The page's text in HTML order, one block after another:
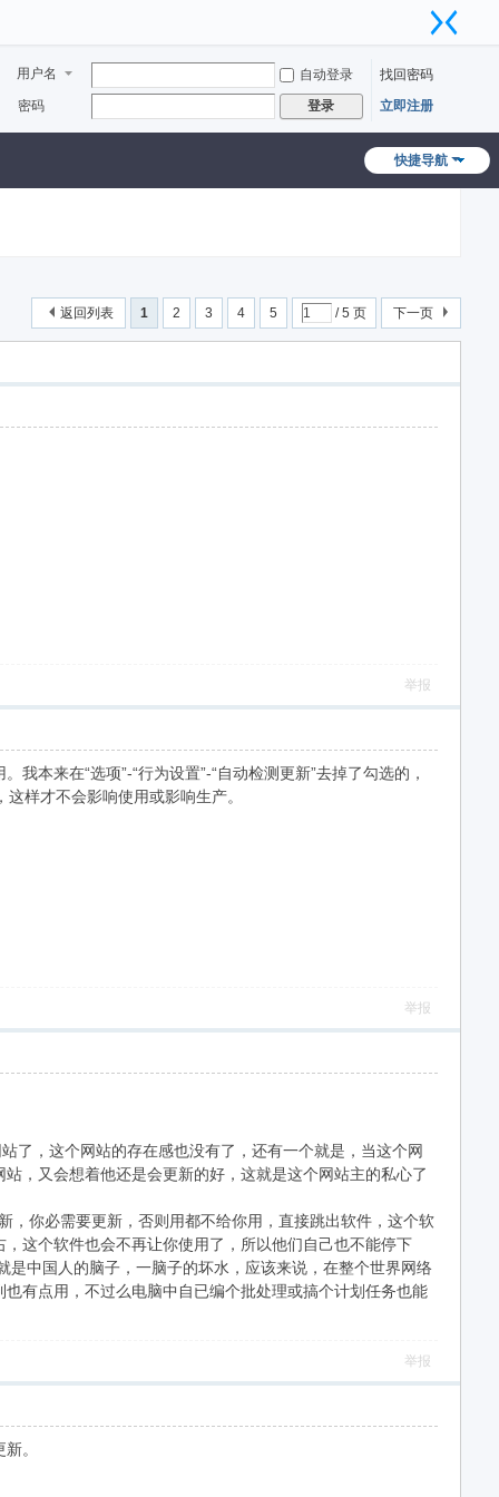
用户名 自动登录
找回密码
密码
登录 立即注册
快捷导航
1 2 3 4 5 / 5 页 下一页
返回列表
举报
本来在“选项”-“行为设置”-“自动检测更新”去掉了勾选的，
样才不会影响使用或影响生产。
举报
了，这个网站的存在感也没有了，还有一个就是，当这个网
，又会想着他还是会更新的好，这就是这个网站主的私心了
你必需要更新，否则用都不给你用，直接跳出软件，这个软
这个软件也会不再让你使用了，所以他们自己也不能停下
中国人的脑子，一脑子的坏水，应该来说，在整个世界网络
有点用，不过么电脑中自已编个批处理或搞个计划任务也能
举报
。